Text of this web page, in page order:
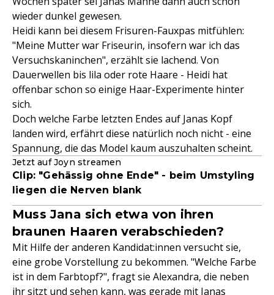
wieder dunkel gewesen.
Heidi kann bei diesem Frisuren-Fauxpas mitfühlen:
"Meine Mutter war Friseurin, insofern war ich das
Versuchskaninchen", erzählt sie lachend. Von
Dauerwellen bis lila oder rote Haare - Heidi hat
offenbar schon so einige Haar-Experimente hinter
sich.
Doch welche Farbe letzten Endes auf Janas Kopf
landen wird, erfährt diese natürlich noch nicht - eine
Spannung, die das Model kaum auszuhalten scheint.
Jetzt auf Joyn streamen
Clip: "Gehässig ohne Ende" - beim Umstyling
liegen die Nerven blank
Muss Jana sich etwa von ihren
braunen Haaren verabschieden?
Mit Hilfe der anderen Kandidat:innen versucht sie,
eine grobe Vorstellung zu bekommen. "Welche Farbe
ist in dem Farbtopf?", fragt sie Alexandra, die neben
ihr sitzt und sehen kann, was gerade mit Janas